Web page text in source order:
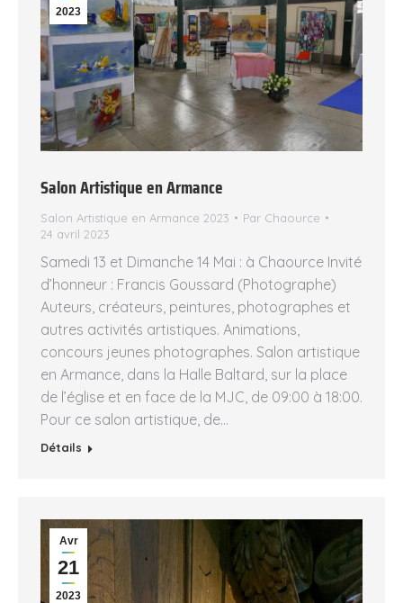
2023
Salon Artistique en Armance
Salon Artistique en Armance 2023 Par Chaource
24 avril 2023
Samedi 13 et Dimanche 14 Mai : à Chaource Invité
d’honneur : Francis Goussard (Photographe)
Auteurs, créateurs, peintures, photographes et
autres activités artistiques. Animations,
concours jeunes photographes. Salon artistique
en Armance, dans la Halle Baltard, sur la place
de l’église et en face de la MJC, de 09:00 à 18:00.
Pour ce salon artistique, de…
Détails
Avr
21
2023